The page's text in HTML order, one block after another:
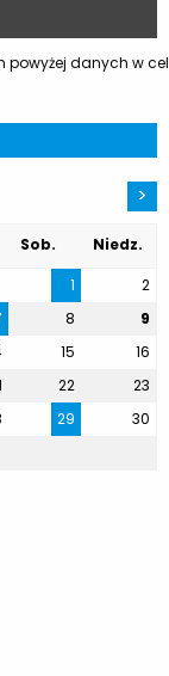
danych w
>
Sob.
Niedz.
1
2
8
9
15
16
22
23
29
30